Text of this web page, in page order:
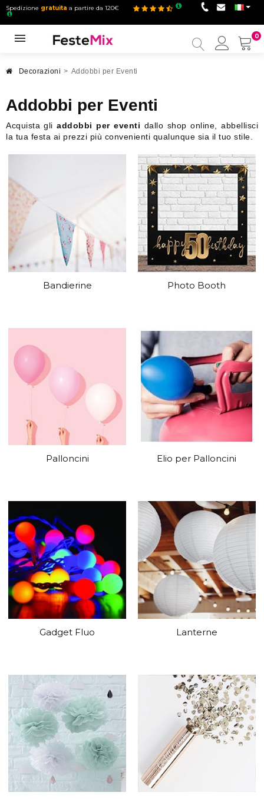
Spedizione gratuita a partire da 120€
0
mio
Decorazioni > Addobbi per Eventi
Addobbi per Eventi
Acquista gliaddobbi per eventi dallo shop online, abbellisci
la tua festa ai prezzi più convenienti qualunque sia il tuo stile.
Bandierine Photo Booth
Palloncini Elio per Palloncini
Gadget Fluo Lanterne